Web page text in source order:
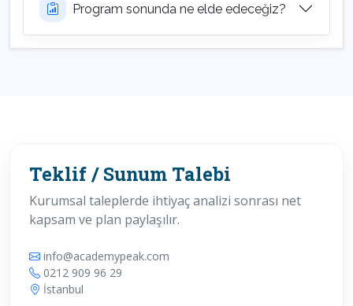
Program sonunda ne elde edeceğiz?
Teklif / Sunum Talebi
Kurumsal taleplerde ihtiyaç analizi sonrası net
kapsam ve plan paylaşılır.
info@academypeak.com
0212 909 96 29
İstanbul